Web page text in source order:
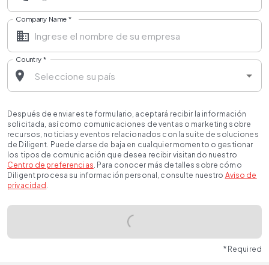
Company Name *
Country *
Después de enviar este formulario, aceptará recibir la información
solicitada, así como comunicaciones de ventas o marketing sobre
recursos, noticias y eventos relacionados con la suite de soluciones
de Diligent. Puede darse de baja en cualquier momento o gestionar
los tipos de comunicación que desea recibir visitando nuestro
Centro de preferencias. Para conocer más detalles sobre cómo
Diligent procesa su información personal, consulte nuestro Aviso de
privacidad .
* Required